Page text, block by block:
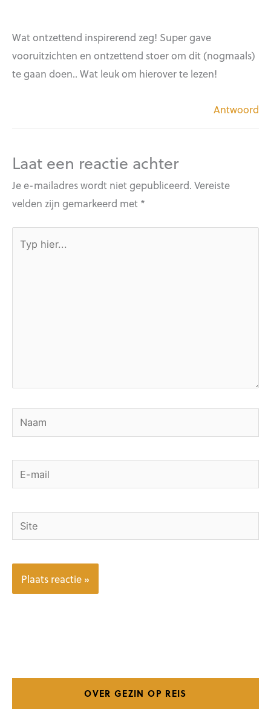
Wat ontzettend inspirerend zeg! Super gave
vooruitzichten en ontzettend stoer om dit (nogmaals)
te gaan doen.. Wat leuk om hierover te lezen!
Antwoord
Laat een reactie achter
Je e-mailadres wordt niet gepubliceerd. Vereiste
velden zijn gemarkeerd met *
hier...
Naam
E-
mail
Site
OVER GEZIN OP REIS